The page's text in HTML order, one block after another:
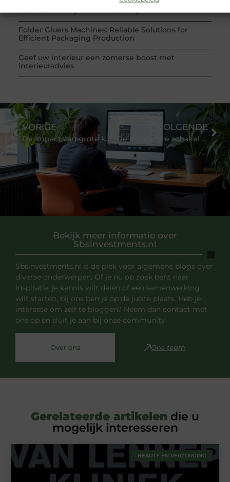
Hoe je een woning in Amsterdam energiezuiniger
maakt zonder grote verbouwing
Folder Gluers Machines: Reliable Solutions for
Efficient Packaging Production
Geef uw interieur een zomerse boost met
interieuradvies
Bekijk meer informatie over
Sbsinvestments.nl
Sbsinvestments.nl is dé plek voor algemene blogs over
diverse onderwerpen. Of je nu op zoek bent naar
inspiratie, je kennis wilt delen of een samenwerking
wilt starten, bij ons ben je op de juiste plaats. Heb je
interesse om zelf te bloggen? Neem dan contact met
ons op en sluit je aan bij onze community.
Over ons Ons team
VORIGE
De impact van grote keramische tegels op jouw interieur
VOLGENDE
De onmisbare schakel in jouw bedrijfsstrategie
Gerelateerde artikelen die u
mogelijk interesseren
BEAUTY EN VERZORGING